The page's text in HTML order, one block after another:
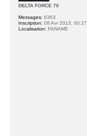
DELTA FORCE 70
Messages: 6363
Inscription: 08 Avr 2013, 00:27
Localisation: PANAME